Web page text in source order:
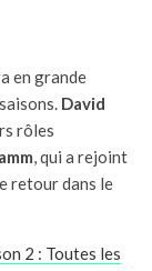
en grande
David
rôles
, qui a rejoint
retour dans le
2 : Toutes les